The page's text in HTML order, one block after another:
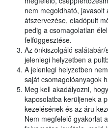
nem megoldható, javasolt
átszervezése, eladópult
pedig a csomagolatlan
felfüggesztése.
Az önkiszolgáló
jelenlegi helyzetben a
A jelenlegi helyzetben
saját csomagolóanyagok
Meg kell akadályozni,
kapcsolatba kerüljenek a
kezelésének és az áru
Nem megfelelő gyakorlat